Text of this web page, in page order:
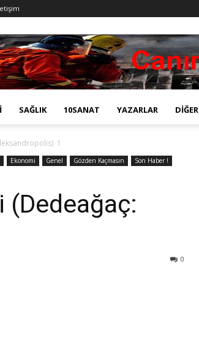
SAĞLIK 10SANAT YAZARLAR DIĞER
1
Ekonomi Genel Gözden Kaçmasın
Son Haber !
0